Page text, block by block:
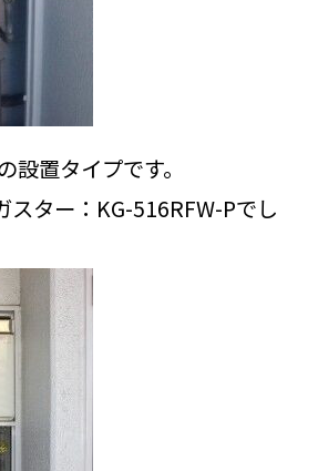
設置タイプです。
スター：KG-516RFW-Pでし